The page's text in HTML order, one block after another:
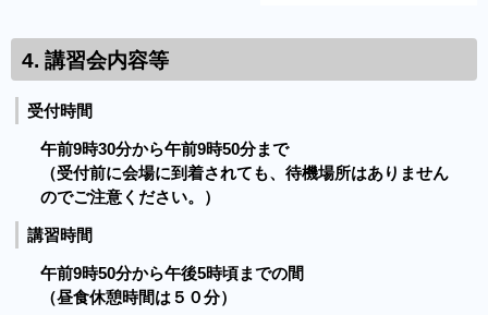
4. 講習会内容等
受付時間
午前9時30分から午前9時50分まで
（受付前に会場に到着されても、待機場所はありません
のでご注意ください。）
講習時間
午前9時50分から午後5時頃までの間
（昼食休憩時間は５０分）